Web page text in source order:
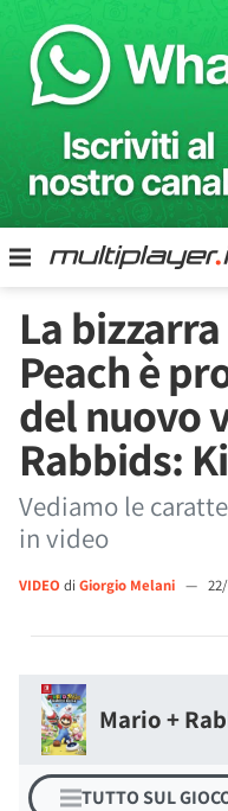
La
Peach è
del nuovo
Rabbids:
Vediamo le
in video
VIDEO di Giorgio Melani —
Mario +
TUTTO SUL